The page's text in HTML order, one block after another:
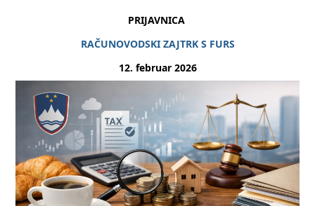
‌PRIJAVNICA
RAČUNOVODSKI ZAJTRK S FURS
12. februar 2026